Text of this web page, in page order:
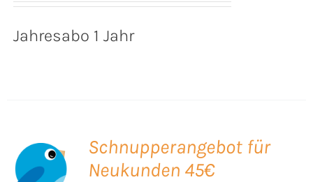
Jahresabo 1 Jahr
Schnupperangebot für
Neukunden 45€